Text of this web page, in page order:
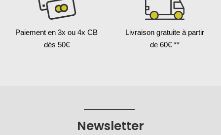
Paiement en 3x ou 4x CB
dès 50€
Livraison gratuite à partir
de 60€ **
Newsletter